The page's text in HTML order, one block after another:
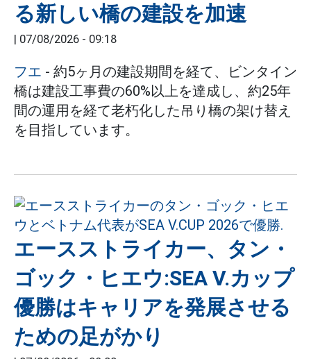
る新しい橋の建設を加速
| 07/08/2026 - 09:18
フエ - 約5ヶ月の建設期間を経て、ビンタイン
橋は建設工事費の60%以上を達成し、約25年
間の運用を経て老朽化した吊り橋の架け替え
を目指しています。
エースストライカー、タン・
ゴック・ヒエウ:SEA V.カップ
優勝はキャリアを発展させる
ための足がかり